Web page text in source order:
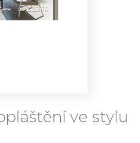
ve stylu